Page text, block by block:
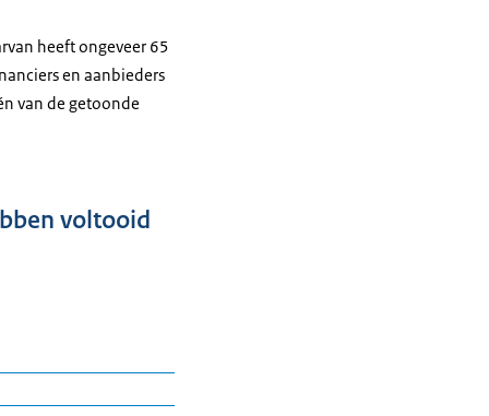
heeft ongeveer 65
en aanbieders
van de getoonde
voltooid